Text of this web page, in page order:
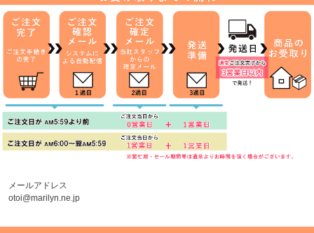
メールアドレス
otoi@marilyn.ne.jp